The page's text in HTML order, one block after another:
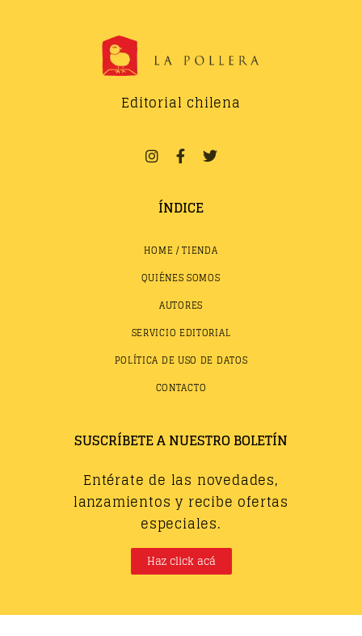
Editorial chilena
ÍNDICE
HOME / TIENDA
QUIÉNES SOMOS
AUTORES
SERVICIO EDITORIAL
POLÍTICA DE USO DE DATOS
CONTACTO
SUSCRÍBETE A NUESTRO BOLETÍN
Entérate de las novedades,
lanzamientos y recibe ofertas
especiales.
Haz click acá